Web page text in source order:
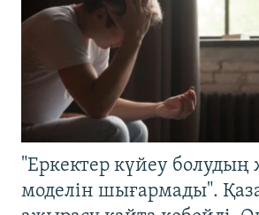
"Еркектер күйеу болудың
моделін шығармады".